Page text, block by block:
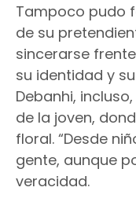
Tampoco pudo
de su
sincerarse
su identidad y
Debanhi,
de la joven,
floral. “Desde
gente, aunque
veracidad.